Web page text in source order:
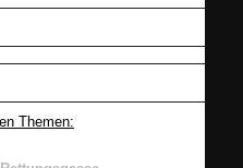
Themen: